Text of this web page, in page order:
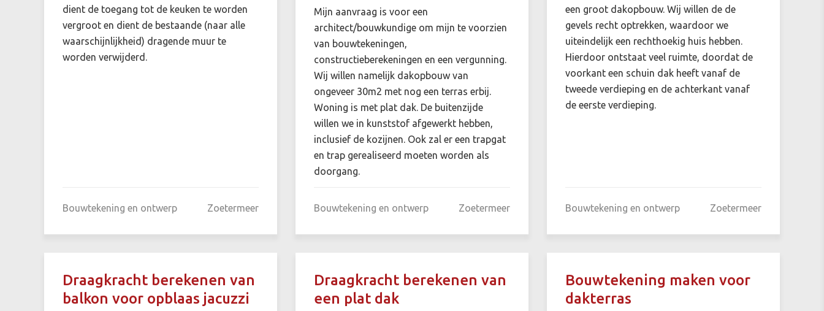
dient de toegang tot de keuken te worden
vergroot en dient de bestaande (naar alle
waarschijnlijkheid) dragende muur te
worden verwijderd.
Bouwtekening en ontwerp Zoetermeer
Mijn aanvraag is voor een
architect/bouwkundige om mijn te voorzien
van bouwtekeningen,
constructieberekeningen en een vergunning.
Wij willen namelijk dakopbouw van
ongeveer 30m2 met nog een terras erbij.
Woning is met plat dak. De buitenzijde
willen we in kunststof afgewerkt hebben,
inclusief de kozijnen. Ook zal er een trapgat
en trap gerealiseerd moeten worden als
doorgang.
Bouwtekening en ontwerp Zoetermeer
een groot dakopbouw. Wij willen de de
gevels recht optrekken, waardoor we
uiteindelijk een rechthoekig huis hebben.
Hierdoor ontstaat veel ruimte, doordat de
voorkant een schuin dak heeft vanaf de
tweede verdieping en de achterkant vanaf
de eerste verdieping.
Bouwtekening en ontwerp Zoetermeer
Draagkracht berekenen van
balkon voor opblaas jacuzzi
Draagkracht berekenen van
een plat dak
Bouwtekening maken voor
dakterras